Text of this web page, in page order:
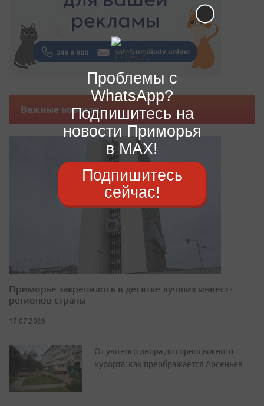
Важные новости
Приморье закрепилось в десятке лучших инвест-
регионов страны
17.07.2026
От уютного двора до горнолыжного
курорта: как преображается Арсеньев
Проблемы с
WhatsApp?
Подпишитесь на
новости Приморья
в MAX!
Подпишитесь
сейчас!